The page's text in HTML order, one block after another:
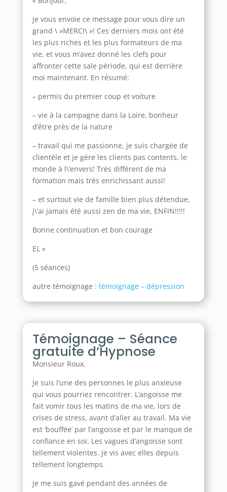
Je vous envoie ce message pour vous dire un
grand \ »MERCI\ »! Ces derniers mois ont été
les plus riches et les plus formateurs de ma
vie, et vous m’avez donné les clefs pour
affronter cette sale période, qui est derrière
moi maintenant. En résumé:
– permis du premier coup et voiture
– vie à la campagne dans la Loire, bonheur
d’être près de la nature
– travail qui me passionne, je suis chargée de
clientèle et je gère les clients pas contents, le
monde à l\’envers! Très différent de ma
formation mais très enrichissant aussi!
– et surtout vie de famille bien plus détendue,
j\’ai jamais été aussi zen de ma vie, ENFIN!!!!!
Bonne continuation et bon courage
EL »
(5 séances)
autre témoignage : témoignage – dépression
Témoignage – Séance
gratuite d’Hypnose
Monsieur Roux,
Je suis l’une des personnes le plus anxieuse
qui vous pourriez rencontrer. L’angoisse me
fait vomir tous les matins de ma vie, lors de
crises de stress, avant d’aller au travail. Ma vie
est ‘bouffée’ par l’angoisse et par le manque de
confiance en soi. Les vagues d’angoisse sont
tellement violentes. Je vis avec elles depuis
tellement longtemps.
Je me suis gavé pendant des années de